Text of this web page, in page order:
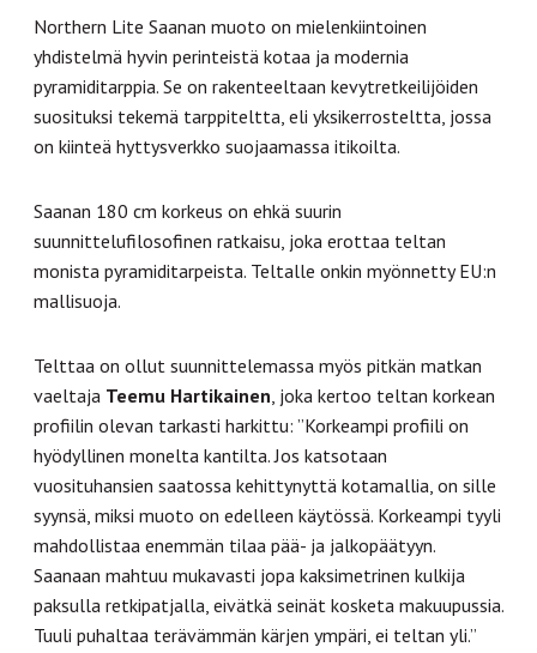
Northern Lite Saanan muoto on mielenkiintoinen
yhdistelmä hyvin perinteistä kotaa ja modernia
pyramiditarppia. Se on rakenteeltaan kevytretkeilijöiden
suosituksi tekemä tarppiteltta, eli yksikerrosteltta, jossa
on kiinteä hyttysverkko suojaamassa itikoilta.
Saanan 180 cm korkeus on ehkä suurin
suunnittelufilosofinen ratkaisu, joka erottaa teltan
monista pyramiditarpeista. Teltalle onkin myönnetty EU:n
mallisuoja.
Telttaa on ollut suunnittelemassa myös pitkän matkan
vaeltaja Teemu Hartikainen , joka kertoo teltan korkean
profiilin olevan tarkasti harkittu: ”Korkeampi profiili on
hyödyllinen monelta kantilta. Jos katsotaan
vuosituhansien saatossa kehittynyttä kotamallia, on sille
syynsä, miksi muoto on edelleen käytössä. Korkeampi tyyli
mahdollistaa enemmän tilaa pää- ja jalkopäätyyn.
Saanaan mahtuu mukavasti jopa kaksimetrinen kulkija
paksulla retkipatjalla, eivätkä seinät kosketa makuupussia.
Tuuli puhaltaa terävämmän kärjen ympäri, ei teltan yli.”